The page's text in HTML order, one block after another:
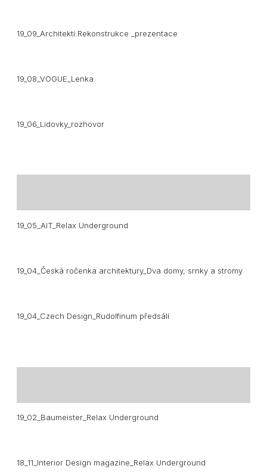
19_09_Architekti:Rekonstrukce _prezentace
19_08_VOGUE_Lenka
19_06_Lidovky_rozhovor
19_05_AIT_Relax Underground
19_04_Česká ročenka architektury_Dva domy, srnky a stromy
19_04_Czech Design_Rudolfinum předsálí
19_02_Baumeister_Relax Underground
18_11_Interior Design magazine_Relax Underground